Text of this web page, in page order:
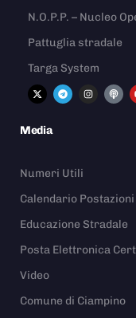
N.O.P.P. – Nucleo
Pattuglia stradale
Targa System
Media
Numeri Utili
Calendario Postazioni
Educazione Stradale
Posta Elettronica
Video
Comune di Ciampino